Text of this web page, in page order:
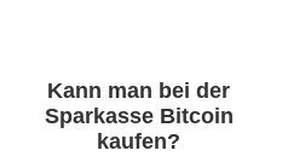
Kann man bei der
Sparkasse Bitcoin
kaufen?